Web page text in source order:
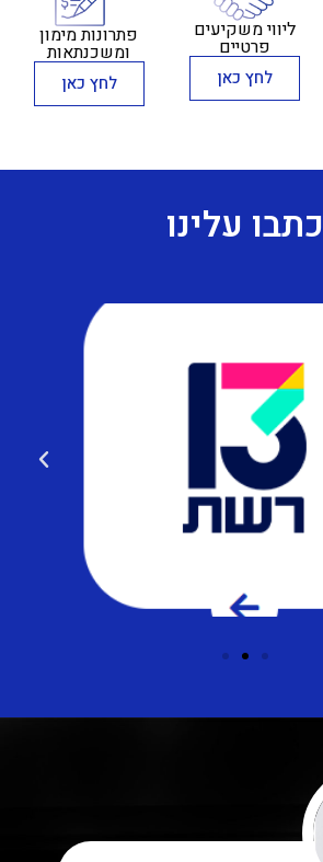
ליווי משקיעים
פרטיים
לחץ כאן
פתרונות מימון
ומשכנתאות
לחץ כאן
כתבו עלינו